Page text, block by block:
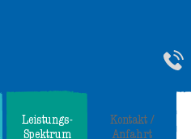
Leistungs-
Spektrum
Kontakt /
Anfahrt